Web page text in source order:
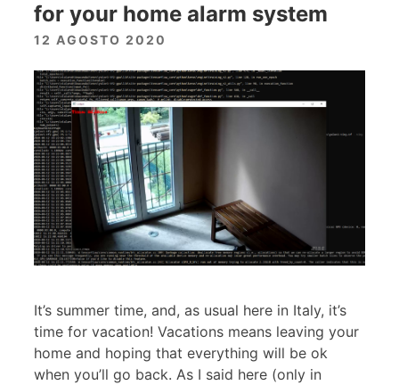
for your home alarm system
12 AGOSTO 2020
It’s summer time, and, as usual here in Italy, it’s
time for vacation! Vacations means leaving your
home and hoping that everything will be ok
when you’ll go back. As I said here (only in